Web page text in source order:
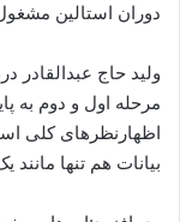
دوران استالین
ولید حاج عبدالقادر
مرحله اول و دوم به
اظهارنظرهای کلی
بیانات هم تنها